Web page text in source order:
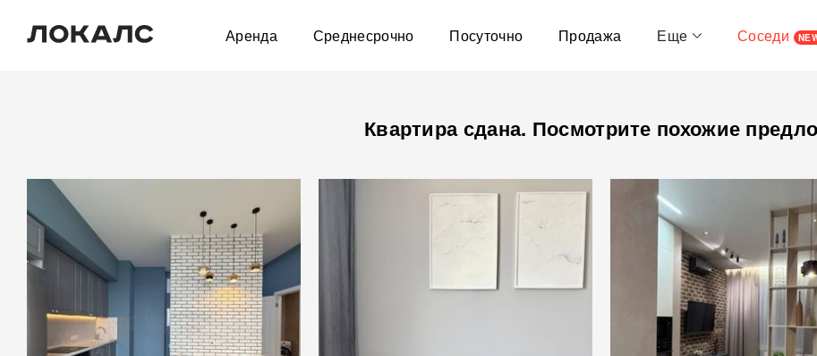
Аренда Среднесрочно Посуточно Продажа Еще Соседи
Квартира сдана. Посмотрите похожие